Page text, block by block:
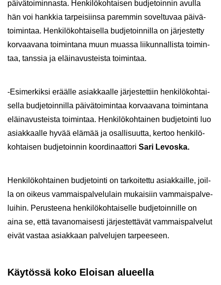
päi­vä­toi­min­nas­ta. Hen­ki­lö­koh­tai­sen bud­je­toin­nin avul­la
hän voi hank­kia tar­pei­siin­sa pa­rem­min so­vel­tu­vaa päi­vä­
toi­min­taa. Hen­ki­lö­koh­tai­sel­la bud­je­toin­nil­la on jär­jes­tet­ty
kor­vaa­va­na toi­min­ta­na muun muas­sa lii­kun­nal­lis­ta toi­min­
taa, tans­sia ja eläi­na­vus­teis­ta toi­min­taa.
-​Esimerkiksi erääl­le asiak­kaal­le jär­jes­tet­tiin hen­ki­lö­koh­tai­
sel­la bud­je­toin­nil­la päi­vä­toi­min­taa kor­vaa­va­na toi­min­ta­na
eläi­na­vus­teis­ta toi­min­taa. Hen­ki­lö­koh­tai­nen bud­je­toin­ti luo
asiak­kaal­le hyvää elä­mää ja osal­li­suut­ta, ker­too hen­ki­lö­
koh­tai­sen bud­je­toin­nin koor­di­naat­to­ri Sari Le­vos­ka.
Hen­ki­lö­koh­tai­nen bud­je­toin­ti on tar­koi­tet­tu asiak­kail­le, joil­
la on oi­keus vam­mais­pal­ve­lu­lain mu­kai­siin vam­mais­pal­ve­
lui­hin. Pe­rus­tee­na hen­ki­lö­koh­tai­sel­le bud­je­toin­nil­le on
aina se, että ta­van­omai­ses­ti jär­jes­tet­tä­vät vam­mais­pal­ve­lut
eivät vas­taa asiak­kaan pal­ve­lu­jen tar­pee­seen.
Käy­tös­sä koko Eloi­san alu­eel­la